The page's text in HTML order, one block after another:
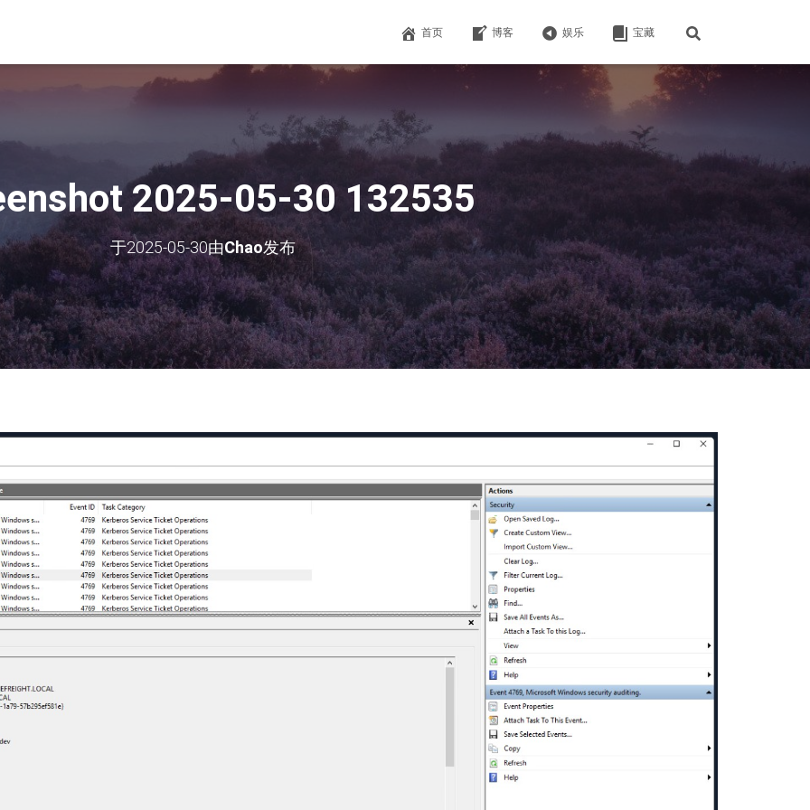
首页 博客 娱乐 宝藏
2025-05-30 132535
于2025-05-30由Chao发布